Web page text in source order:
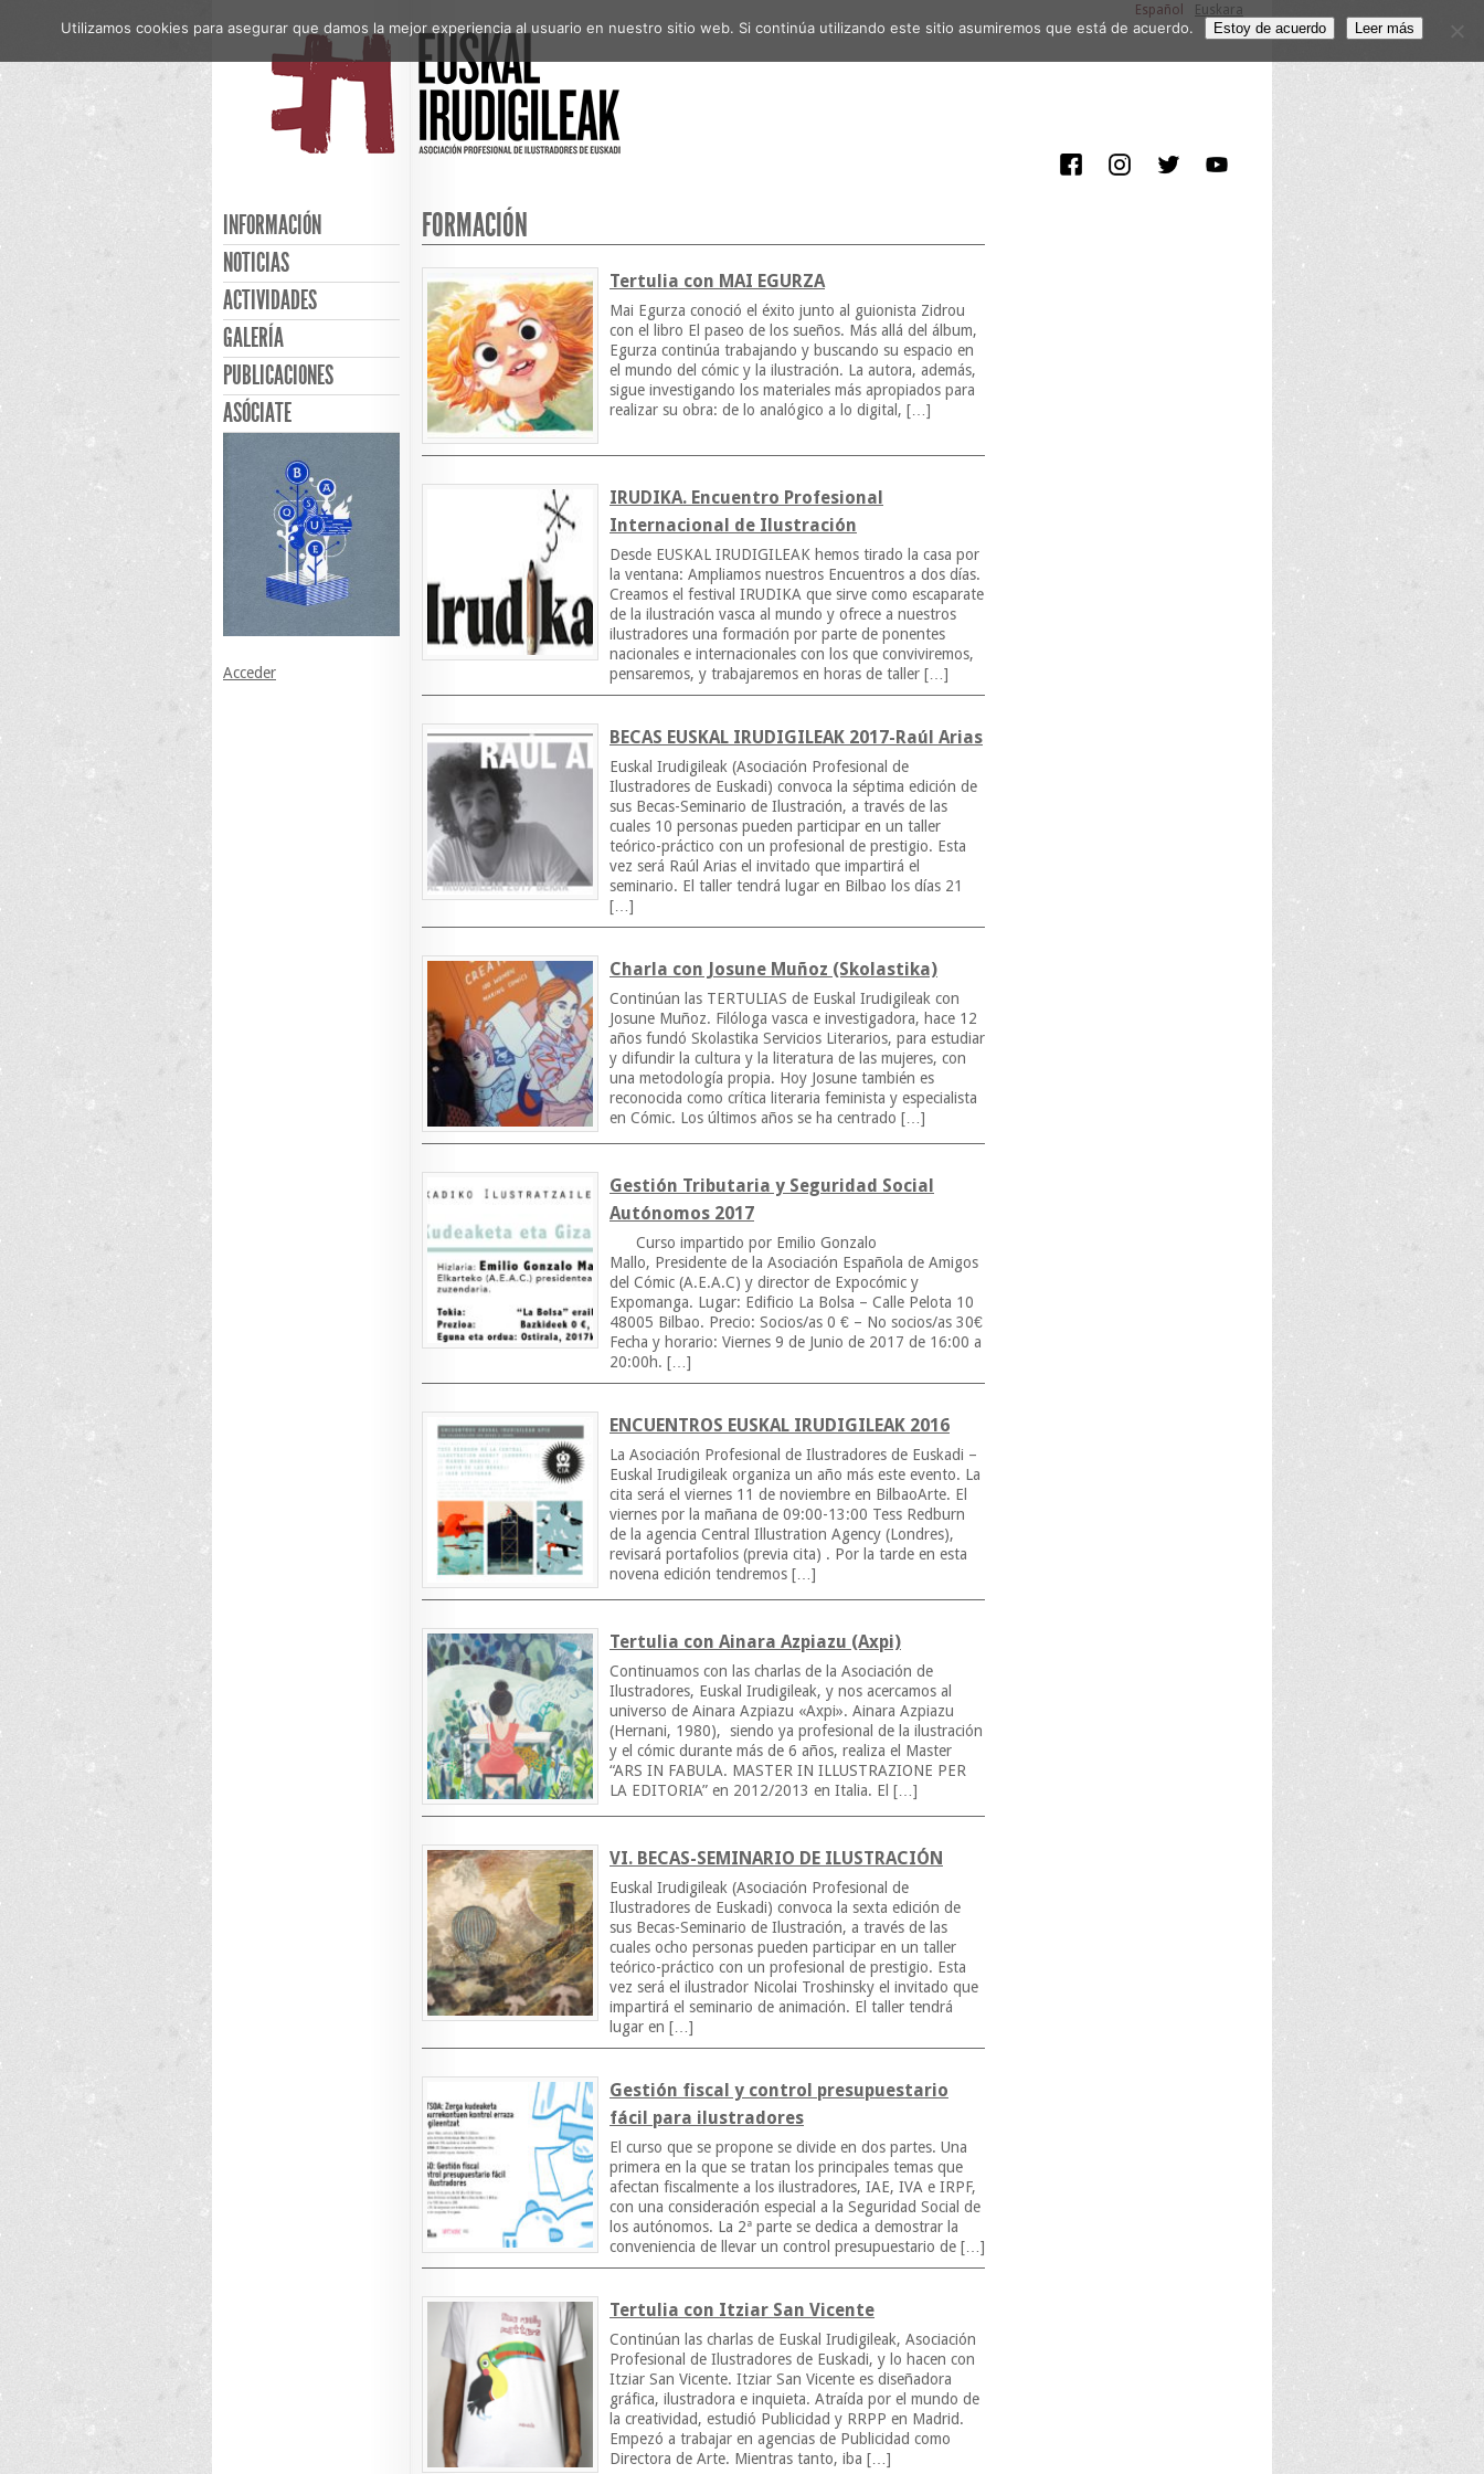
Español Euskara
INFORMACIÓN
NOTICIAS
ACTIVIDADES
GALERÍA
PUBLICACIONES
ASÓCIATE
Acceder
FORMACIÓN
Tertulia con MAI EGURZA
Mai Egurza conoció el éxito junto al guionista Zidrou
con el libro El paseo de los sueños. Más allá del álbum,
Egurza continúa trabajando y buscando su espacio en
el mundo del cómic y la ilustración. La autora, además,
sigue investigando los materiales más apropiados para
realizar su obra: de lo analógico a lo digital, […]
IRUDIKA. Encuentro Profesional
Internacional de Ilustración
Desde EUSKAL IRUDIGILEAK hemos tirado la casa por
la ventana: Ampliamos nuestros Encuentros a dos días.
Creamos el festival IRUDIKA que sirve como escaparate
de la ilustración vasca al mundo y ofrece a nuestros
ilustradores una formación por parte de ponentes
nacionales e internacionales con los que conviviremos,
pensaremos, y trabajaremos en horas de taller […]
BECAS EUSKAL IRUDIGILEAK 2017-Raúl Arias
Euskal Irudigileak (Asociación Profesional de
Ilustradores de Euskadi) convoca la séptima edición de
sus Becas-Seminario de Ilustración, a través de las
cuales 10 personas pueden participar en un taller
teórico-práctico con un profesional de prestigio. Esta
vez será Raúl Arias el invitado que impartirá el
seminario. El taller tendrá lugar en Bilbao los días 21
[…]
Charla con Josune Muñoz (Skolastika)
Continúan las TERTULIAS de Euskal Irudigileak con
Josune Muñoz. Filóloga vasca e investigadora, hace 12
años fundó Skolastika Servicios Literarios, para estudiar
y difundir la cultura y la literatura de las mujeres, con
una metodología propia. Hoy Josune también es
reconocida como crítica literaria feminista y especialista
en Cómic. Los últimos años se ha centrado […]
Gestión Tributaria y Seguridad Social
Autónomos 2017
Curso impartido por Emilio Gonzalo
Mallo, Presidente de la Asociación Española de Amigos
del Cómic (A.E.A.C) y director de Expocómic y
Expomanga. Lugar: Edificio La Bolsa – Calle Pelota 10
48005 Bilbao. Precio: Socios/as 0 € – No socios/as 30€
Fecha y horario: Viernes 9 de Junio de 2017 de 16:00 a
20:00h. […]
ENCUENTROS EUSKAL IRUDIGILEAK 2016
La Asociación Profesional de Ilustradores de Euskadi –
Euskal Irudigileak organiza un año más este evento. La
cita será el viernes 11 de noviembre en BilbaoArte. El
viernes por la mañana de 09:00-13:00 Tess Redburn
de la agencia Central Illustration Agency (Londres),
revisará portafolios (previa cita) . Por la tarde en esta
novena edición tendremos […]
Tertulia con Ainara Azpiazu (Axpi)
Continuamos con las charlas de la Asociación de
Ilustradores, Euskal Irudigileak, y nos acercamos al
universo de Ainara Azpiazu «Axpi». Ainara Azpiazu
(Hernani, 1980), siendo ya profesional de la ilustración
y el cómic durante más de 6 años, realiza el Master
“ARS IN FABULA. MASTER IN ILLUSTRAZIONE PER
LA EDITORIA” en 2012/2013 en Italia. El […]
VI. BECAS-SEMINARIO DE ILUSTRACIÓN
Euskal Irudigileak (Asociación Profesional de
Ilustradores de Euskadi) convoca la sexta edición de
sus Becas-Seminario de Ilustración, a través de las
cuales ocho personas pueden participar en un taller
teórico-práctico con un profesional de prestigio. Esta
vez será el ilustrador Nicolai Troshinsky el invitado que
impartirá el seminario de animación. El taller tendrá
lugar en […]
Gestión fiscal y control presupuestario
fácil para ilustradores
El curso que se propone se divide en dos partes. Una
primera en la que se tratan los principales temas que
afectan fiscalmente a los ilustradores, IAE, IVA e IRPF,
con una consideración especial a la Seguridad Social de
los autónomos. La 2ª parte se dedica a demostrar la
conveniencia de llevar un control presupuestario de […]
Tertulia con Itziar San Vicente
Continúan las charlas de Euskal Irudigileak, Asociación
Profesional de Ilustradores de Euskadi, y lo hacen con
Itziar San Vicente. Itziar San Vicente es diseñadora
gráfica, ilustradora e inquieta. Atraída por el mundo de
la creatividad, estudió Publicidad y RRPP en Madrid.
Empezó a trabajar en agencias de Publicidad como
Directora de Arte. Mientras tanto, iba […]
Utilizamos cookies para asegurar que damos la mejor experiencia al usuario en nuestro sitio web. Si continúa utilizando este sitio asumiremos que está de acuerdo. Estoy de acuerdo Leer más